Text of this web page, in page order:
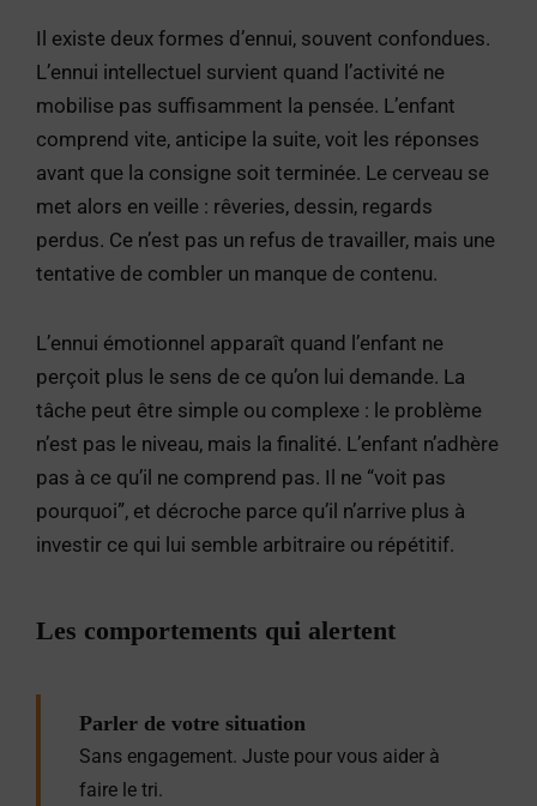
Il existe deux formes d’ennui, souvent confondues.
L’ennui intellectuel survient quand l’activité ne
mobilise pas suffisamment la pensée. L’enfant
comprend vite, anticipe la suite, voit les réponses
avant que la consigne soit terminée. Le cerveau se
met alors en veille : rêveries, dessin, regards
perdus. Ce n’est pas un refus de travailler, mais une
tentative de combler un manque de contenu.
L’ennui émotionnel apparaît quand l’enfant ne
perçoit plus le sens de ce qu’on lui demande. La
tâche peut être simple ou complexe : le problème
n’est pas le niveau, mais la finalité. L’enfant n’adhère
pas à ce qu’il ne comprend pas. Il ne “voit pas
pourquoi”, et décroche parce qu’il n’arrive plus à
investir ce qui lui semble arbitraire ou répétitif.
Les comportements qui alertent
Parler de votre situation
Sans engagement. Juste pour vous aider à
faire le tri.